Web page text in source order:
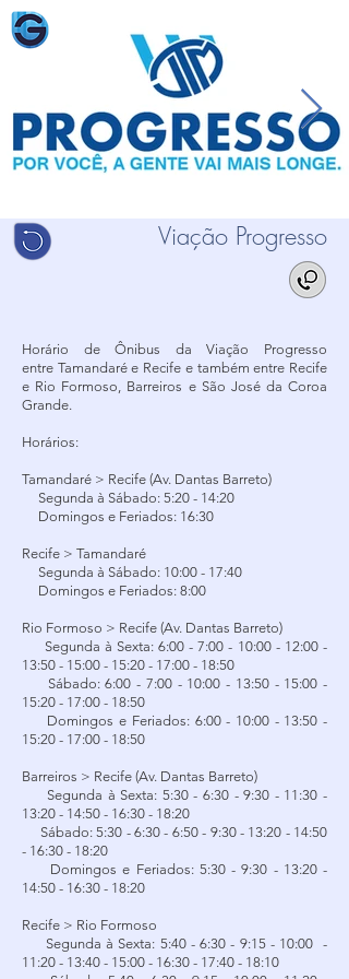
Viação Progresso
Horário de Ônibus da Viação Progresso
entre Tamandaré e Recife e também entre Recife
e Rio Formoso, Barreiros e São José da Coroa
Grande.
Horários:
Tamandaré > Recife (Av. Dantas Barreto)
Segunda à Sábado: 5:20 - 14:20
Domingos e Feriados: 16:30
Recife > Tamandaré
Segunda à Sábado: 10:00 - 17:40
Domingos e Feriados: 8:00
Rio Formoso > Recife (Av. Dantas Barreto)
Segunda à Sexta: 6:00 - 7:00 - 10:00 - 12:00 -
13:50 - 15:00 - 15:20 - 17:00 - 18:50
Sábado: 6:00 - 7:00 - 10:00 - 13:50 - 15:00 -
15:20 - 17:00 - 18:50
Domingos e Feriados: 6:00 - 10:00 - 13:50 -
15:20 - 17:00 - 18:50
Barreiros > Recife (Av. Dantas Barreto)
Segunda à Sexta: 5:30 - 6:30 - 9:30 - 11:30 -
13:20 - 14:50 - 16:30 - 18:20
Sábado: 5:30 - 6:30 - 6:50 - 9:30 - 13:20 - 14:50
- 16:30 - 18:20
Domingos e Feriados: 5:30 - 9:30 - 13:20 -
14:50 - 16:30 - 18:20
Recife > Rio Formoso
Segunda à Sexta: 5:40 - 6:30 - 9:15 - 10:00 -
11:20 - 13:40 - 15:00 - 16:30 - 17:40 - 18:10